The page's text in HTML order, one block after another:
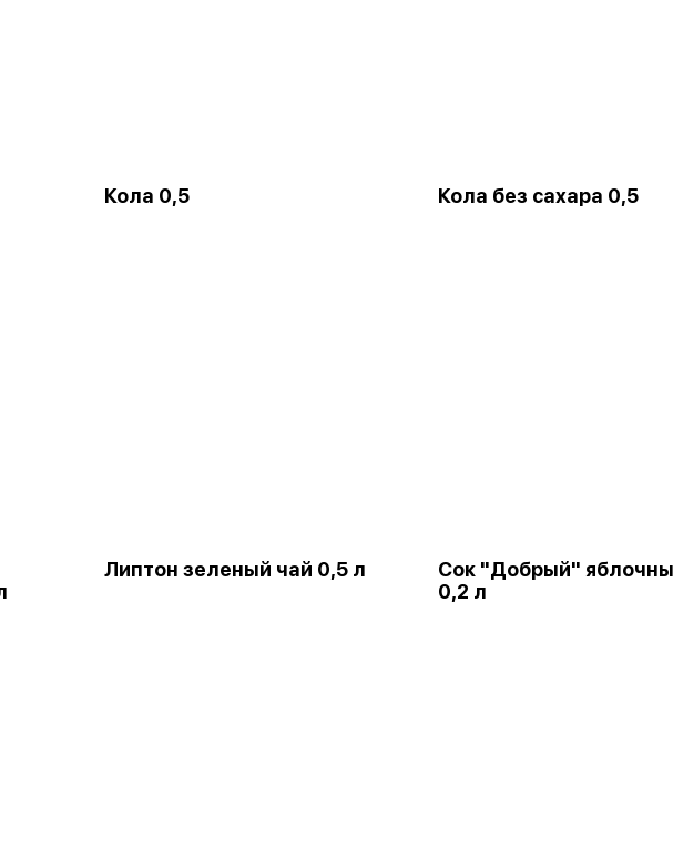
Кола 0,5 Кола без сахара 0,5
Липтон зеленый чай 0,5 л
Сок "Добрый"
0,2 л